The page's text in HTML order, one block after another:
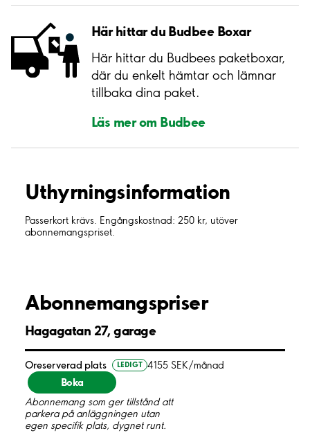
Här hittar du Budbee Boxar
Här hittar du Budbees paketboxar,
där du enkelt hämtar och lämnar
tillbaka dina paket.
Läs mer om Budbee
Uthyrnings­information
Passerkort krävs. Engångskostnad: 250 kr, utöver
abonnemangspriset.
Abonnemangspriser
Hagagatan 27, garage
Oreserverad plats LEDIGT 4155 SEK/månad
Boka
Abonnemang som ger tillstånd att
parkera på anläggningen utan
egen specifik plats, dygnet runt.